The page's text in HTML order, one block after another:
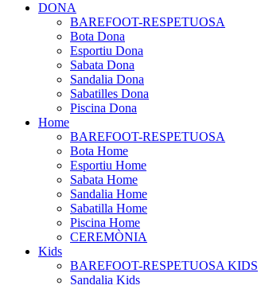
DONA
BAREFOOT-RESPETUOSA
Bota Dona
Esportiu Dona
Sabata Dona
Sandalia Dona
Sabatilles Dona
Piscina Dona
Home
BAREFOOT-RESPETUOSA
Bota Home
Esportiu Home
Sabata Home
Sandalia Home
Sabatilla Home
Piscina Home
CEREMÒNIA
Kids
BAREFOOT-RESPETUOSA KIDS
Sandalia Kids